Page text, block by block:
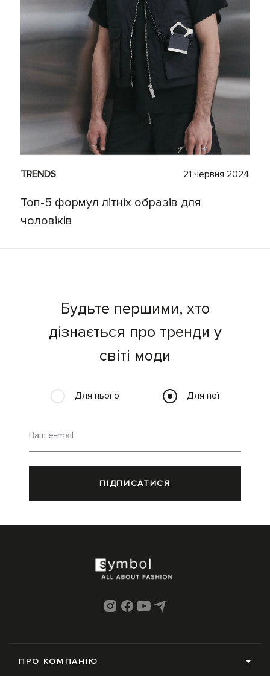
TRENDS 21 червня 2024
Топ-5 формул літніх образів для
чоловіків
Будьте першими, хто
дізнається про тренди у
світі моди
Для нього Для неї
Ваш e-mail
ПІДПИСАТИСЯ
ПРО КОМПАНІЮ